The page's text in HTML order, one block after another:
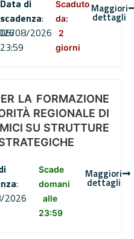
Data di
scadenza:
06/08/2026
23:59
Scaduto
da:
2
giorni
Maggiori
dettagli
LA FORMAZIONE
REGIONALE DI
SU STRUTTURE
:
2026
Scade
domani
alle
23:59
Maggiori
dettagli